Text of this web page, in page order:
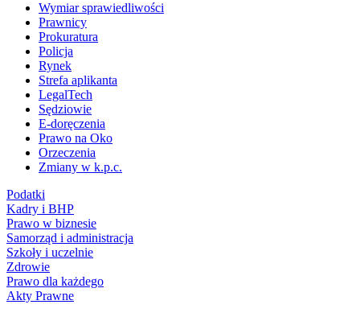
Wymiar sprawiedliwości
Prawnicy
Prokuratura
Policja
Rynek
Strefa aplikanta
LegalTech
Sędziowie
E-doręczenia
Prawo na Oko
Orzeczenia
Zmiany w k.p.c.
Podatki
Kadry i BHP
Prawo w biznesie
Samorząd i administracja
Szkoły i uczelnie
Zdrowie
Prawo dla każdego
Akty Prawne